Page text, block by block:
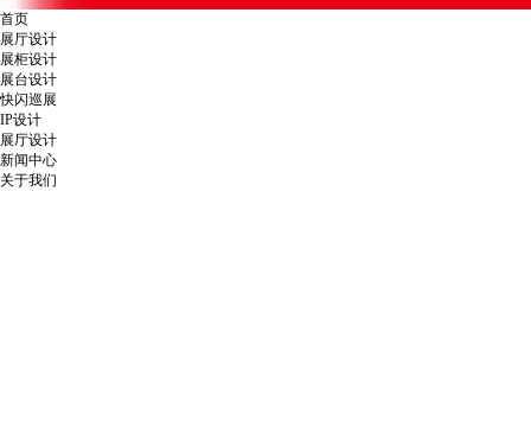
首页
展厅设计
展柜设计
展台设计
快闪巡展
IP设计
展厅设计
新闻中心
关于我们